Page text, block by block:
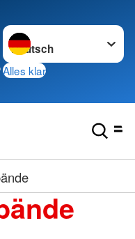
Sprache wechseln zu
Alles klar